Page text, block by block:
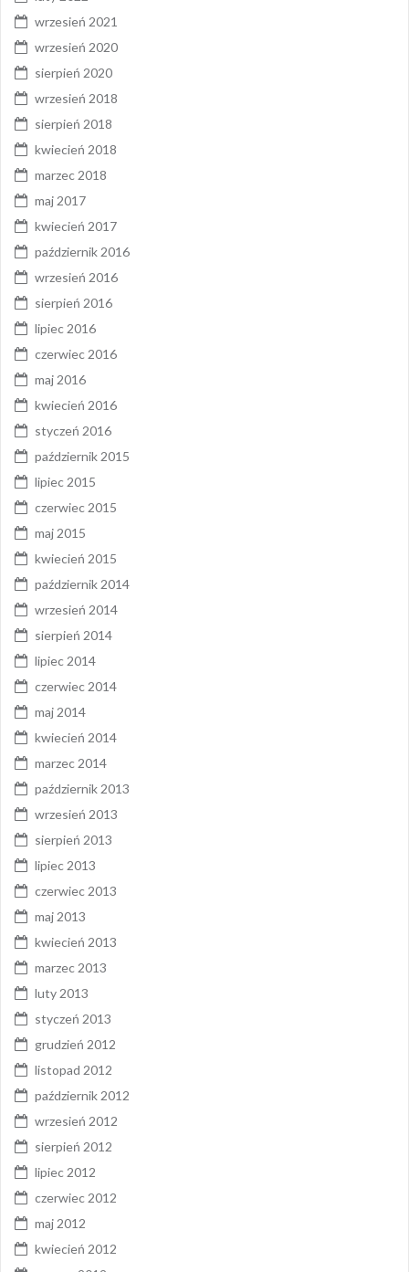
wrzesień 2021
wrzesień 2020
sierpień 2020
wrzesień 2018
sierpień 2018
kwiecień 2018
marzec 2018
maj 2017
kwiecień 2017
październik 2016
wrzesień 2016
sierpień 2016
lipiec 2016
czerwiec 2016
maj 2016
kwiecień 2016
styczeń 2016
październik 2015
lipiec 2015
czerwiec 2015
maj 2015
kwiecień 2015
październik 2014
wrzesień 2014
sierpień 2014
lipiec 2014
czerwiec 2014
maj 2014
kwiecień 2014
marzec 2014
październik 2013
wrzesień 2013
sierpień 2013
lipiec 2013
czerwiec 2013
maj 2013
kwiecień 2013
marzec 2013
luty 2013
styczeń 2013
grudzień 2012
listopad 2012
październik 2012
wrzesień 2012
sierpień 2012
lipiec 2012
czerwiec 2012
maj 2012
kwiecień 2012